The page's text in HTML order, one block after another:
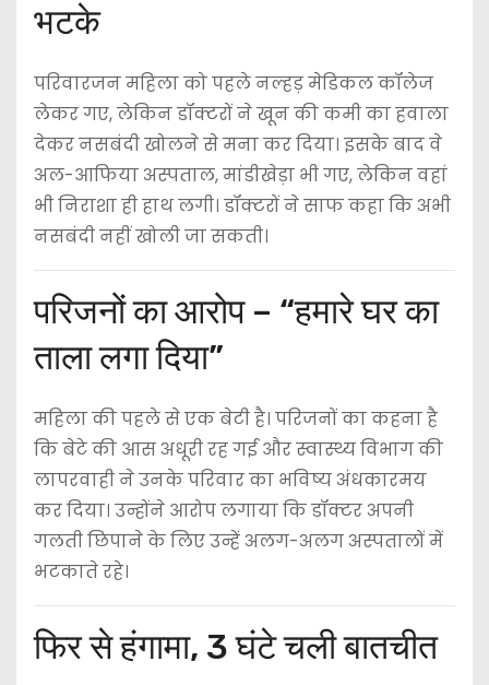
भटके
परिवारजन महिला को पहले नल्हड़ मेडिकल कॉलेज
लेकर गए, लेकिन डॉक्टरों ने खून की कमी का हवाला
देकर नसबंदी खोलने से मना कर दिया। इसके बाद वे
अल-आफिया अस्पताल, मांडीखेड़ा भी गए, लेकिन वहां
भी निराशा ही हाथ लगी। डॉक्टरों ने साफ कहा कि अभी
नसबंदी नहीं खोली जा सकती।
परिजनों का आरोप – “हमारे घर का
ताला लगा दिया”
महिला की पहले से एक बेटी है। परिजनों का कहना है
कि बेटे की आस अधूरी रह गई और स्वास्थ्य विभाग की
लापरवाही ने उनके परिवार का भविष्य अंधकारमय
कर दिया। उन्होंने आरोप लगाया कि डॉक्टर अपनी
गलती छिपाने के लिए उन्हें अलग-अलग अस्पतालों में
भटकाते रहे।
फिर से हंगामा, 3 घंटे चली बातचीत